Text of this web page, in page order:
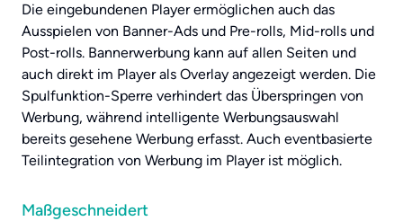
Die eingebundenen Player ermöglichen auch das
Ausspielen von Banner-Ads und Pre-rolls, Mid-rolls und
Post-rolls. Bannerwerbung kann auf allen Seiten und
auch direkt im Player als Overlay angezeigt werden. Die
Spulfunktion-Sperre verhindert das Überspringen von
Werbung, während intelligente Werbungsauswahl
bereits gesehene Werbung erfasst. Auch eventbasierte
Teilintegration von Werbung im Player ist möglich.
Maßgeschneidert